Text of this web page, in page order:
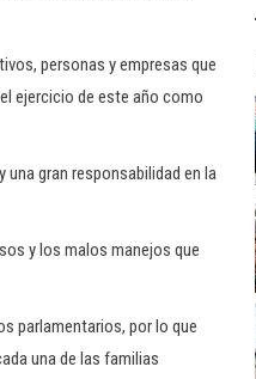
personas y empresas que
ejercicio de este año como
una gran responsabilidad en la
y los malos manejos que
parlamentarios, por lo que
una de las familias